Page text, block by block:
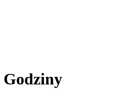
Godziny